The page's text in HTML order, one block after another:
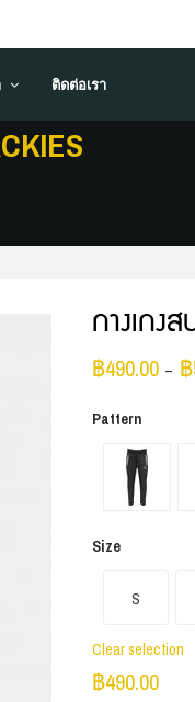
ติดต่อเรา
กางเกง
฿490.00 – ฿
Pattern
Size
S
Clear selection
฿490.00